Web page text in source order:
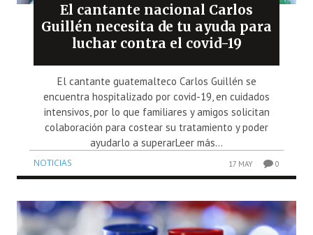
El cantante nacional Carlos
Guillén necesita de tu ayuda para
luchar contra el covid-19
El cantante guatemalteco Carlos Guillén se
encuentra hospitalizado por covid-19, en cuidados
intensivos, por lo que familiares y amigos solicitan
colaboración para costear su tratamiento y poder
ayudarlo a superarLeer más...
NOTICIAS 17 MAY 0